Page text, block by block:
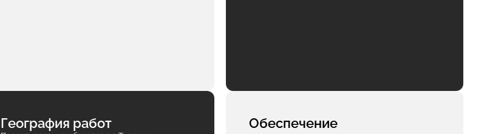
География работ
Обеспечение